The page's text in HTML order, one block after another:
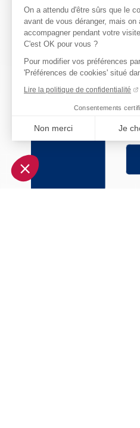
On a attendu d'être sûrs que le
avant de vous déranger, mais on
accompagner pendant votre
C'est OK pour vous ?
Pour modifier vos préférences
'Préférences de cookies' situé
Lire la politique de confidentialité
Consentements
Non merci Je
Plateforme de Gestion du
Notre plateforme vous